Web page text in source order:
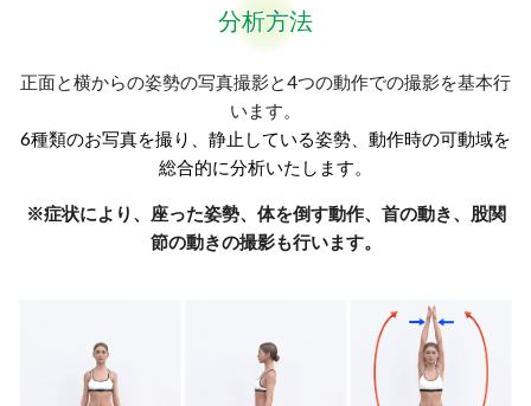
分析方法
正面と横からの姿勢の写真撮影と4つの動作での撮影を基本行
います。
6種類のお写真を撮り、静止している姿勢、動作時の可動域を
総合的に分析いたします。
※症状により、座った姿勢、体を倒す動作、首の動き、股関
節の動きの撮影も行います。